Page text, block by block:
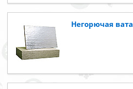
Негорючая вата